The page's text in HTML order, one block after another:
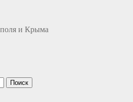
и Крыма